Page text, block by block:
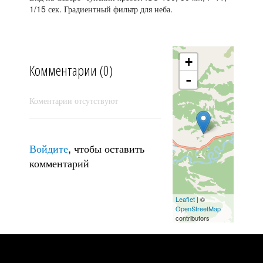
1/15 сек. Градиентный фильтр для неба.
Комментарии (0)
Коментарии отсутствуют
Войдите, чтобы оставить
комментарий
+
-
Leaflet| ©
OpenStreetMap
contributors